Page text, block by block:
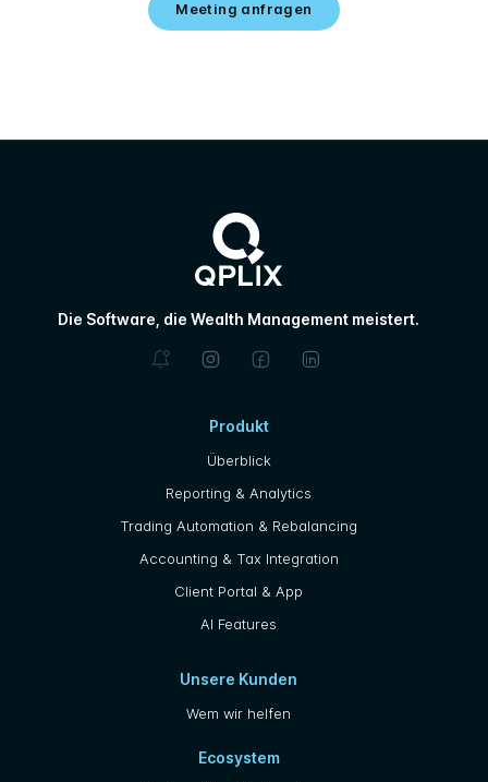
Meeting anfragen
Die Software, die Wealth Management meistert.
Produkt
Überblick
Reporting & Analytics
Trading Automation & Rebalancing
Accounting & Tax Integration
Client Portal & App
AI Features
Unsere Kunden
Wem wir helfen
Ecosystem